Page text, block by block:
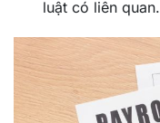
luật có liên quan.